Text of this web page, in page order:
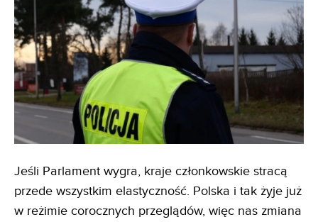
Jeśli Parlament wygra, kraje członkowskie stracą
przede wszystkim elastyczność. Polska i tak żyje już
w reżimie corocznych przeglądów, więc nas zmiana